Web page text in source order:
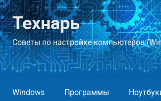
Технарь
Советы по настройке компьютеров
Windows Программы